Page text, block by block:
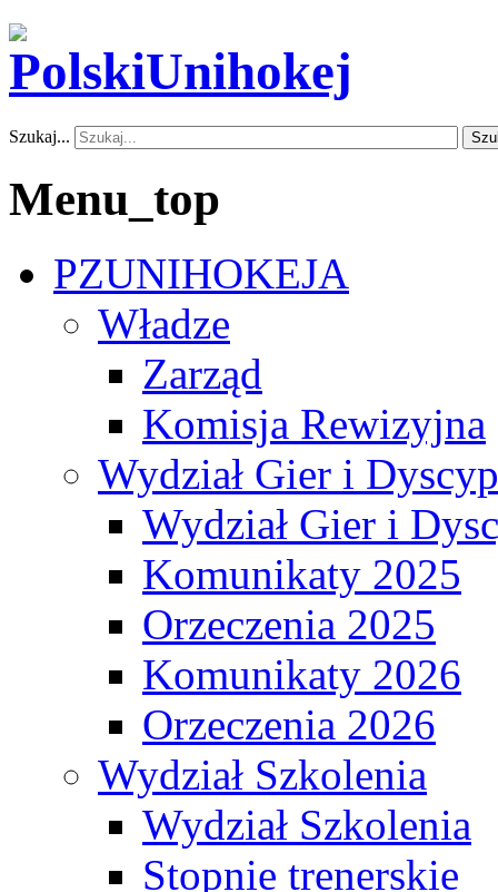
Szukaj...
Menu_top
PZUNIHOKEJA
Władze
Zarząd
Komisja Rewizyjna
Wydział Gier i
Wydział Gier i
Komunikaty 2025
Orzeczenia 2025
Komunikaty 2026
Orzeczenia 2026
Wydział Szkolenia
Wydział Szkolenia
Stopnie trenerskie